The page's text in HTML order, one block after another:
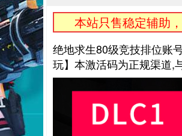
本站只售稳定辅助
绝地求生80级竞技排位账
玩】本激活码为正规渠道,